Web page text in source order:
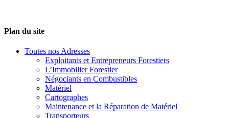
Plan du site
Toutes nos Adresses
Exploitants et Entrepreneurs Forestiers
L’Immobilier Forestier
Négociants en Combustibles
Matériel
Cartographes
Maintenance et la Réparation de Matériel
Transporteurs